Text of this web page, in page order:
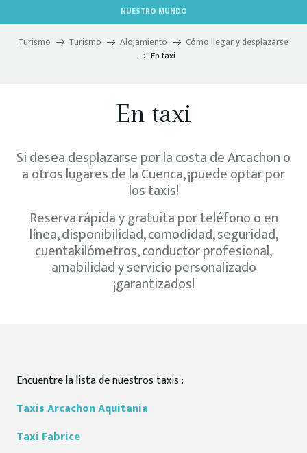
au
contenu
NUESTRO MUNDO
Turismo Turismo Alojamiento
Cómo llegar y desplazarse
En taxi
En taxi
Si desea desplazarse por la costa de Arcachon o
a otros lugares de la Cuenca, ¡puede optar por
los taxis!
Reserva rápida y gratuita por teléfono o en
línea, disponibilidad, comodidad, seguridad,
cuentakilómetros, conductor profesional,
amabilidad y servicio personalizado
¡garantizados!
Encuentre la lista de nuestros taxis :
TaxisArcachon Aquitania
Taxi Fabrice